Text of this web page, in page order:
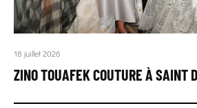
18 juillet 2026
ZINO TOUAFEK COUTURE À SAINT